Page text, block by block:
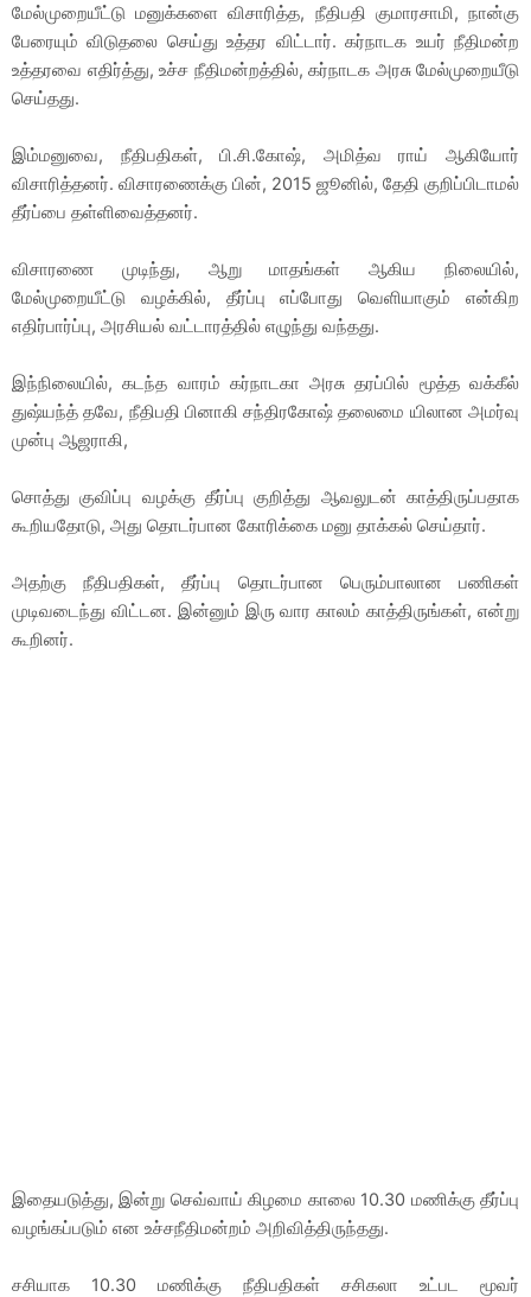
மேல்முறையீட்டு மனுக்களை விசாரித்த, நீதிபதி குமாரசாமி, நான்கு
பேரையும் விடுதலை செய்து உத்தர விட்டார். கர்நாடக உயர் நீதிமன்ற
உத்தரவை எதிர்த்து, உச்ச நீதிமன்றத்தில், கர்நாடக அரசு மேல்முறையீடு
செய்தது.
இம்மனுவை, நீதிபதிகள், பி.சி.கோஷ், அமித்வ ராய் ஆகியோர்
விசாரித்தனர். விசாரணைக்கு பின், 2015 ஜூனில், தேதி குறிப்பிடாமல்
தீர்ப்பை தள்ளிவைத்தனர்.
விசாரணை முடிந்து, ஆறு மாதங்கள் ஆகிய நிலையில்,
மேல்முறையீட்டு வழக்கில், தீர்ப்பு எப்போது வெளியாகும் என்கிற
எதிர்பார்ப்பு, அரசியல் வட்டாரத்தில் எழுந்து வந்தது.
இந்நிலையில், கடந்த வாரம் கர்நாடகா அரசு தரப்பில் மூத்த வக்கீல்
துஷ்யந்த் தவே, நீதிபதி பினாகி சந்திரகோஷ் தலைமை யிலான அமர்வு
முன்பு ஆஜராகி,
சொத்து குவிப்பு வழக்கு தீர்ப்பு குறித்து ஆவலுடன் காத்திருப்பதாக
கூறியதோடு, அது தொடர்பான கோரிக்கை மனு தாக்கல் செய்தார்.
அதற்கு நீதிபதிகள், தீர்ப்பு தொடர்பான பெரும்பாலான பணிகள்
முடிவடைந்து விட்டன. இன்னும் இரு வார காலம் காத்திருங்கள், என்று
கூறினர்.
இதையடுத்து, இன்று செவ்வாய் கிழமை காலை 10.30 மணிக்கு தீர்ப்பு
வழங்கப்படும் என உச்சநீதிமன்றம் அறிவித்திருந்தது.
சசியாக 10.30 மணிக்கு நீதிபதிகள் சசிகலா உட்பட மூவர்